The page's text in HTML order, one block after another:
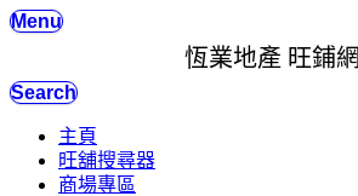
Menu
恆業地產 旺鋪網
Search
主頁
旺舖搜尋器
商場專區